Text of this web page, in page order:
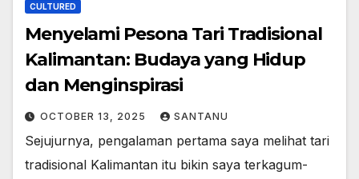
CULTURED
Menyelami Pesona Tari Tradisional
Kalimantan: Budaya yang Hidup
dan Menginspirasi
OCTOBER 13, 2025 SANTANU
Sejujurnya, pengalaman pertama saya melihat tari
tradisional Kalimantan itu bikin saya terkagum-